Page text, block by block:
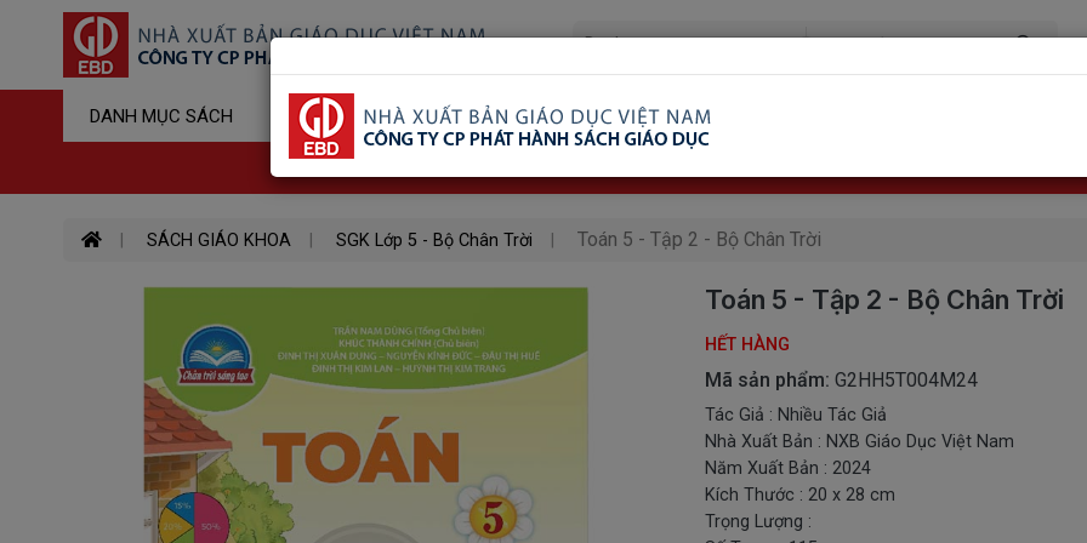
DANH MỤC SÁCH Sản Phẩm Đã Xem Ship COD Trên Toàn Quốc
SÁCH GIÁO KHOA SGK Lớp 5 - Bộ Chân Trời Toán 5 - Tập 2 - Bộ Chân Trời
Toán 5 - Tập 2 - Bộ Chân Trời
HẾT HÀNG
Mã sản phẩm: G2HH5T004M24
Tác Giả : Nhiều Tác Giả
Nhà Xuất Bản : NXB Giáo Dục Việt Nam
Năm Xuất Bản : 2024
Kích Thước : 20 x 28 cm
Trọng Lượng :